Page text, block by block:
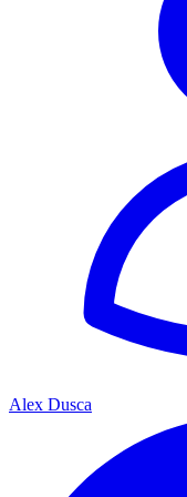
Alex Dusca